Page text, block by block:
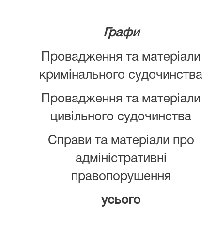
Графи
Провадження та матеріали
кримінального судочинства
Провадження та матеріали
цивільного судочинства
Справи та матеріали про
адміністративні
правопорушення
усього